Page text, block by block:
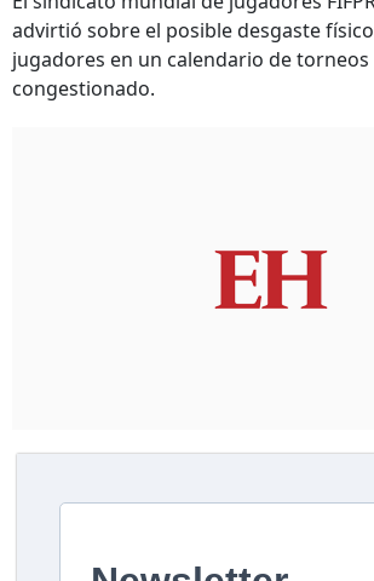
advirtió sobre el posible desgaste
jugadores en un calendario de torneos
congestionado.